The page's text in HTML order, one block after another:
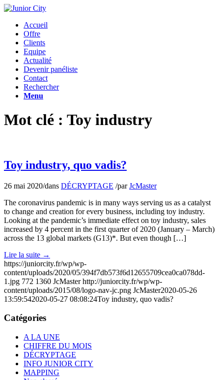
Accueil
Offre
Clients
Equipe
Actualité
Devenir panéliste
Contact
Rechercher
Menu
Mot clé : Toy industry
Toy industry, quo vadis?
26 mai 2020/dans DÉCRYPTAGE /parJcMaster
The coronavirus pandemic is in many ways serving us as a catalyst
to change and creation for every business, including toy industry.
Looking at the pandemic’s immediate effect on toy industry, sales
increased by 4 percent in the first quarter of 2020 (January – March)
across the 13 global markets (G13)*. But even though […]
Lire la suite →
https://juniorcity.fr/wp/wp-
content/uploads/2020/05/394f7db573f6d12655709cea0ca078dd-
1.jpg 772 1360 JcMaster http://juniorcity.fr/wp/wp-
content/uploads/2015/08/logo-nav-jc.png JcMaster2020-05-26
13:59:542020-05-27 08:08:24Toy industry, quo vadis?
Catégories
A LA UNE
CHIFFRE DU MOIS
DÉCRYPTAGE
INFO JUNIOR CITY
MAPPING